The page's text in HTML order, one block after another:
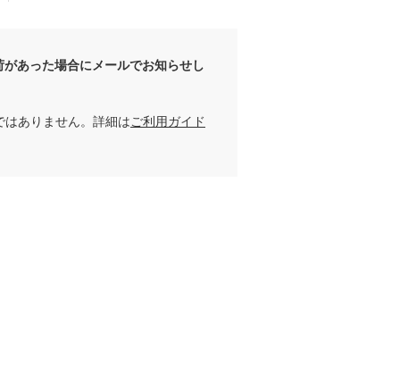
あった場合にメールでお知らせし
ありません。詳細は ご利用ガイド